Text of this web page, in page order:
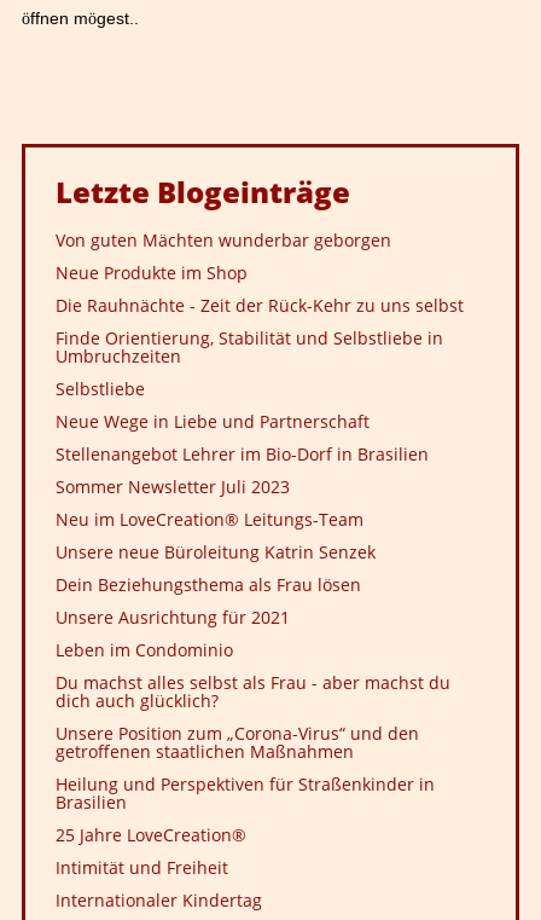
öffnen mögest..
Letzte Blogeinträge
Von guten Mächten wunderbar geborgen
Neue Produkte im Shop
Die Rauhnächte - Zeit der Rück-Kehr zu uns selbst
Finde Orientierung, Stabilität und Selbstliebe in
Umbruchzeiten
Selbstliebe
Neue Wege in Liebe und Partnerschaft
Stellenangebot Lehrer im Bio-Dorf in Brasilien
Sommer Newsletter Juli 2023
Neu im LoveCreation® Leitungs-Team
Unsere neue Büroleitung Katrin Senzek
Dein Beziehungsthema als Frau lösen
Unsere Ausrichtung für 2021
Leben im Condominio
Du machst alles selbst als Frau - aber machst du
dich auch glücklich?
Unsere Position zum „Corona-Virus“ und den
getroffenen staatlichen Maßnahmen
Heilung und Perspektiven für Straßenkinder in
Brasilien
25 Jahre LoveCreation®
Intimität und Freiheit
Internationaler Kindertag